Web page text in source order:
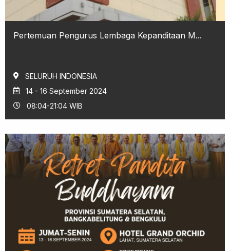
Pertemuan Pengurus Lembaga Kepanditaan M...
SELURUH INDONESIA
14 - 16 September 2024
08:04-21:04 WIB